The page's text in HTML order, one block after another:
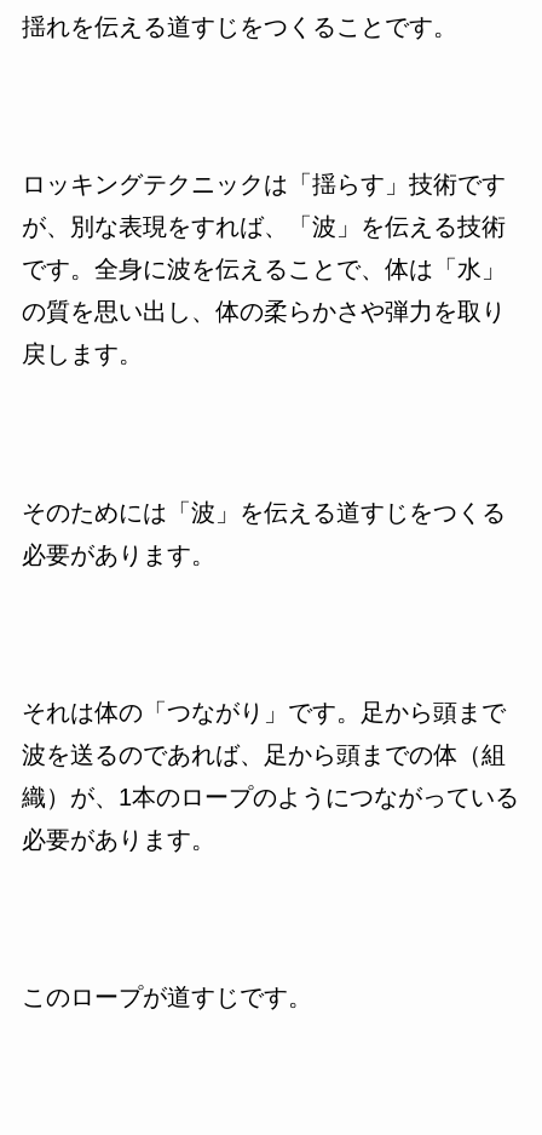
揺れを伝える道すじをつくることです。
ロッキングテクニックは「揺らす」技術です
が、別な表現をすれば、「波」を伝える技術
です。全身に波を伝えることで、体は「水」
の質を思い出し、体の柔らかさや弾力を取り
戻します。
そのためには「波」を伝える道すじをつくる
必要があります。
それは体の「つながり」です。足から頭まで
波を送るのであれば、足から頭までの体（組
織）が、1本のロープのようにつながっている
必要があります。
このロープが道すじです。